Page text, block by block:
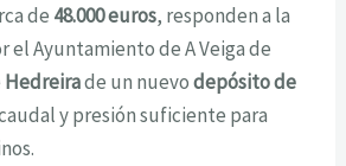
de 48.000 euros, responden a la
el Ayuntamiento de A Veiga de
Hedreirade un nuevodepósito de
y presión suficiente para